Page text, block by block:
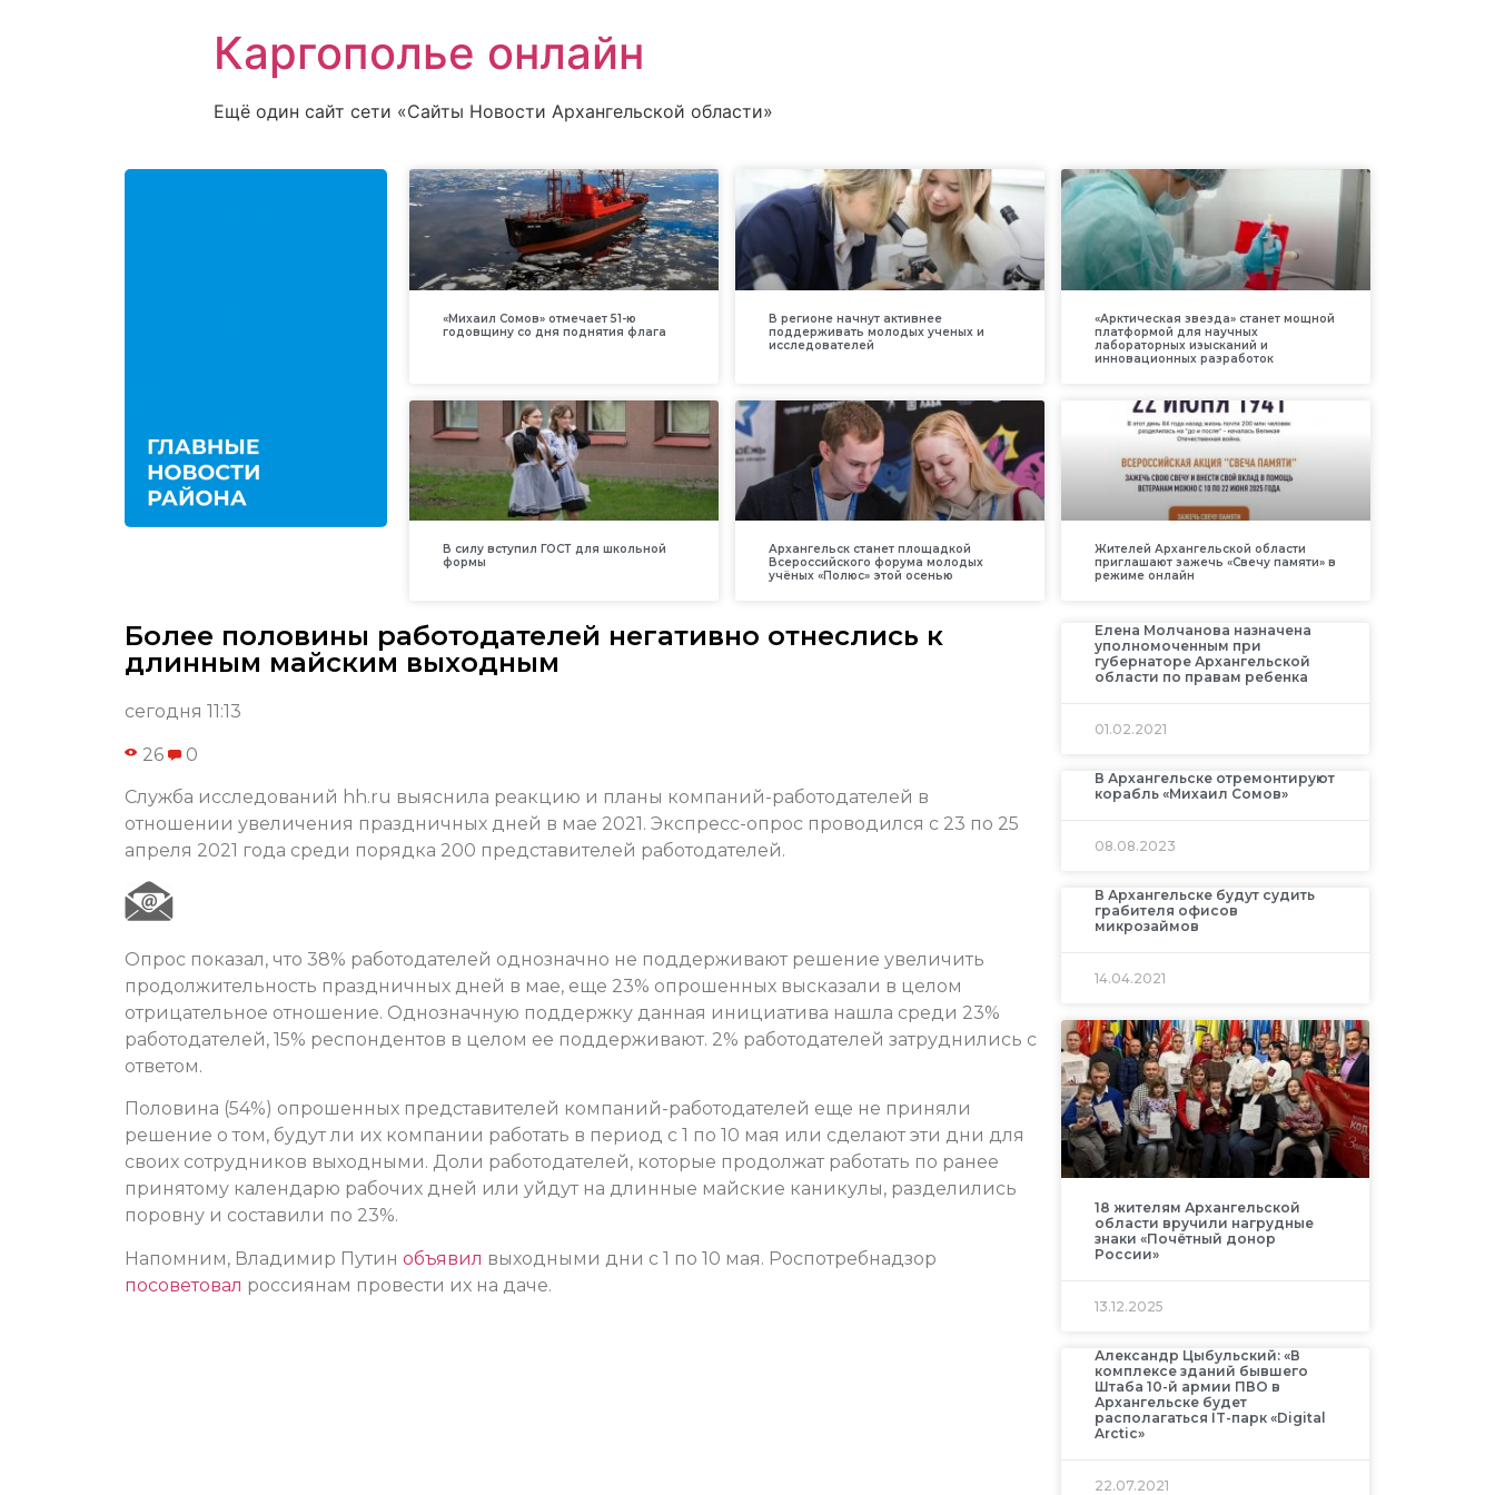
Каргополье онлайн
Ещё один сайт сети «Сайты Новости Архангельской области»
«Михаил Сомов» отмечает 51-ю
годовщину со дня поднятия флага
В регионе начнут активнее
поддерживать молодых ученых и
исследователей
«Арктическая звезда» станет мощной
платформой для научных
лабораторных изысканий и
инновационных разработок
В силу вступил ГОСТ для школьной
формы
Архангельск станет площадкой
Всероссийского форума молодых
учёных «Полюс» этой осенью
Жителей Архангельской области
приглашают зажечь «Свечу памяти» в
режиме онлайн
Более половины работодателей негативно отнеслись к
длинным майским выходным
сегодня 11:13
26 0
Служба исследований hh.ru выяснила реакцию и планы компаний-работодателей в
отношении увеличения праздничных дней в мае 2021. Экспресс-опрос проводился с 23 по 25
апреля 2021 года среди порядка 200 представителей работодателей.
Опрос показал, что 38% работодателей однозначно не поддерживают решение увеличить
продолжительность праздничных дней в мае, еще 23% опрошенных высказали в целом
отрицательное отношение. Однозначную поддержку данная инициатива нашла среди 23%
работодателей, 15% респондентов в целом ее поддерживают. 2% работодателей затруднились с
ответом.
Половина (54%) опрошенных представителей компаний-работодателей еще не приняли
решение о том, будут ли их компании работать в период с 1 по 10 мая или сделают эти дни для
своих сотрудников выходными. Доли работодателей, которые продолжат работать по ранее
принятому календарю рабочих дней или уйдут на длинные майские каникулы, разделились
поровну и составили по 23%.
Напомним, Владимир Путин объявил выходными дни с 1 по 10 мая. Роспотребнадзор
посоветовал россиянам провести их на даче.
Елена Молчанова назначена
уполномоченным при
губернаторе Архангельской
области по правам ребенка
01.02.2021
В Архангельске отремонтируют
корабль «Михаил Сомов»
08.08.2023
В Архангельске будут судить
грабителя офисов
микрозаймов
14.04.2021
18 жителям Архангельской
области вручили нагрудные
знаки «Почётный донор
России»
13.12.2025
Александр Цыбульский: «В
комплексе зданий бывшего
Штаба 10-й армии ПВО в
Архангельске будет
располагаться IT-парк «Digital
Arctic»
22.07.2021